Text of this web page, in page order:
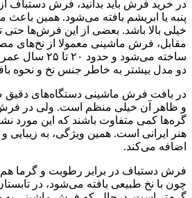
در خرید فرش باید بدانید، فرش دستباف
پنبه یا ابریشم بافته می‌شود. همین
مقابل، فرش ماشینی معمولا از نخ‌های
ساخته می‌شود و
دو مدل بیشتر به خاطر جنس نخ و نحوه
در بافت فرش ماشینی دستگاه‌های دقیق
و ظاهر آن خیلی منظم است. ولی در
گره‌ها کمی متفاوت باشند که این مورد
هنر ایرانی است. همین ویژگی، به
اضافه می‌کند.
فرش دستباف در برابر رطوبت و گرما هم
چون با نخ طبیعی بافته می‌شود، در